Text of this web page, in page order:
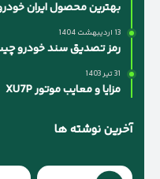
بهترین محصول ایران
13 اردیبهشت 1404
رمز تصدیق سند خودرو
31 تیر 1403
مزایا و معایب موتور XU7P
آخرین نوشته ها